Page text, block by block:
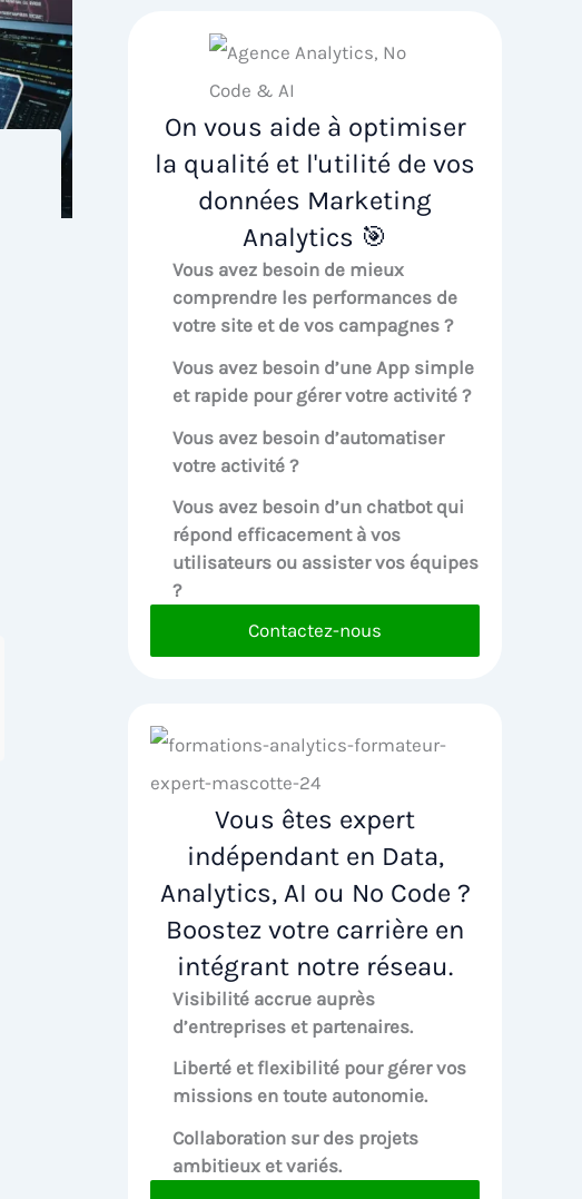
On vous aide à optimiser
la qualité et l'utilité de vos
données Marketing
Analytics 🎯
Vous avez besoin de mieux
comprendre les performances de
votre site et de vos campagnes ?
Vous avez besoin d’une App simple
et rapide pour gérer votre activité ?
Vous avez besoin d’automatiser
votre activité ?
Vous avez besoin d’un chatbot qui
répond efficacement à vos
utilisateurs ou assister vos équipes
?
Contactez-nous
Vous êtes expert
indépendant en Data,
Analytics, AI ou No Code ?
Boostez votre carrière en
intégrant notre réseau.
Visibilité accrue auprès
d’entreprises et partenaires.
Liberté et flexibilité pour gérer vos
missions en toute autonomie.
Collaboration sur des projets
ambitieux et variés.